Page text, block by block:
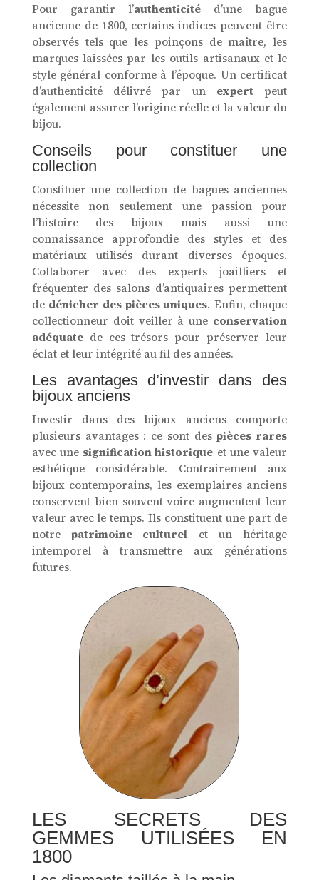
Pour garantir l’authenticité d’une bague
ancienne de 1800, certains indices peuvent être
observés tels que les poinçons de maître, les
marques laissées par les outils artisanaux et le
style général conforme à l’époque. Un certificat
d’authenticité délivré par un expert peut
également assurer l’origine réelle et la valeur du
bijou.
Conseils pour constituer une
collection
Constituer une collection de bagues anciennes
nécessite non seulement une passion pour
l’histoire des bijoux mais aussi une
connaissance approfondie des styles et des
matériaux utilisés durant diverses époques.
Collaborer avec des experts joailliers et
fréquenter des salons d’antiquaires permettent
de dénicher des pièces uniques. Enfin, chaque
collectionneur doit veiller à une conservation
adéquatede ces trésors pour préserver leur
éclat et leur intégrité au fil des années.
Les avantages d’investir dans des
bijoux anciens
Investir dans des bijoux anciens comporte
plusieurs avantages : ce sont despièces rares
avec une signification historique et une valeur
esthétique considérable. Contrairement aux
bijoux contemporains, les exemplaires anciens
conservent bien souvent voire augmentent leur
valeur avec le temps. Ils constituent une part de
notrepatrimoine culturel et un héritage
intemporel à transmettre aux générations
futures.
LES SECRETS DES
GEMMES UTILISÉES EN
1800